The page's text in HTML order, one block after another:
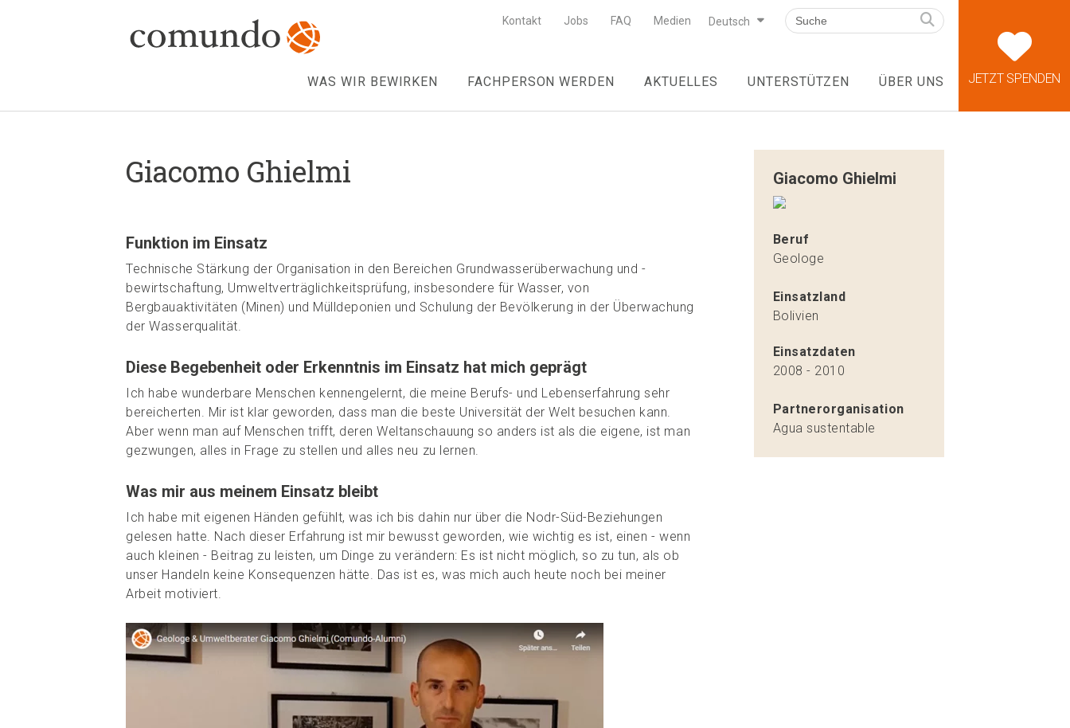
JETZT SPENDEN
Kontakt Jobs FAQ Medien Deutsch
WAS WIR BEWIRKEN FACHPERSON WERDEN AKTUELLES UNTERSTÜTZEN ÜBER UNS
Giacomo Ghielmi
Funktion im Einsatz
Technische Stärkung der Organisation in den Bereichen Grundwasserüberwachung und -
bewirtschaftung, Umweltverträglichkeitsprüfung, insbesondere für Wasser, von
Bergbauaktivitäten (Minen) und Mülldeponien und Schulung der Bevölkerung in der Überwachung
der Wasserqualität.
Diese Begebenheit oder Erkenntnis im Einsatz hat mich geprägt
Ich habe wunderbare Menschen kennengelernt, die meine Berufs- und Lebenserfahrung sehr
bereicherten. Mir ist klar geworden, dass man die beste Universität der Welt besuchen kann.
Aber wenn man auf Menschen trifft, deren Weltanschauung so anders ist als die eigene, ist man
gezwungen, alles in Frage zu stellen und alles neu zu lernen.
Was mir aus meinem Einsatz bleibt
Ich habe mit eigenen Händen gefühlt, was ich bis dahin nur über die Nodr-Süd-Beziehungen
gelesen hatte. Nach dieser Erfahrung ist mir bewusst geworden, wie wichtig es ist, einen - wenn
auch kleinen - Beitrag zu leisten, um Dinge zu verändern: Es ist nicht möglich, so zu tun, als ob
unser Handeln keine Konsequenzen hätte. Das ist es, was mich auch heute noch bei meiner
Arbeit motiviert.
Giacomo Ghielmi
Beruf
Geologe
Einsatzland
Bolivien
Einsatzdaten
2008 - 2010
Partnerorganisation
Agua sustentable